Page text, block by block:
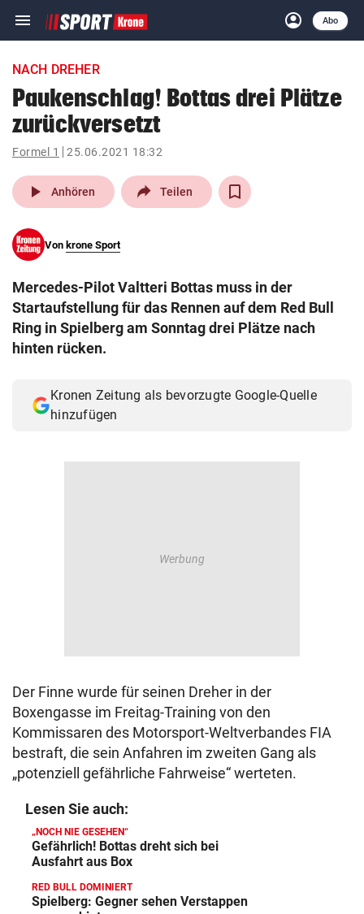
menu Navigation
ein-/ausklappen
account_circle
Anmelden
Abo
close Schließen
account_circle Anmelden
pin_drop
Wien arrow_right
search
eingeben
Muthgasse 2, 1190 Wien
NACH DREHER
Paukenschlag! Bottas drei Plätze
zurückversetzt
Formel 1 25.06.2021 18:32
play_arrow Anhören Teilen
Von krone Sport
Mercedes-Pilot Valtteri Bottas muss in der
Startaufstellung für das Rennen auf dem Red Bull
Ring in Spielberg am Sonntag drei Plätze nach
hinten rücken.
Kronen Zeitung als bevorzugte Google-Quelle
hinzufügen
Der Finne wurde für seinen Dreher in der
Boxengasse im Freitag-Training von den
Kommissaren des Motorsport-Weltverbandes FIA
bestraft, die sein Anfahren im zweiten Gang als
„potenziell gefährliche Fahrweise“ werteten.
Lesen Sie auch:
„NOCH NIE GESEHEN“
Gefährlich! Bottas dreht sich bei
Ausfahrt aus Box
RED BULL DOMINIERT
Spielberg: Gegner sehen Verstappen